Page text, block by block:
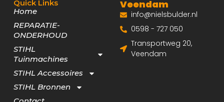
Quick Links
Home
REPARATIE-
ONDERHOUD
STIHL
Tuinmachines
STIHL Accessoires
STIHL Bronnen
Veendam
info@nielsbulder.nl
0598 - 727 050
Transportweg 20,
Veendam